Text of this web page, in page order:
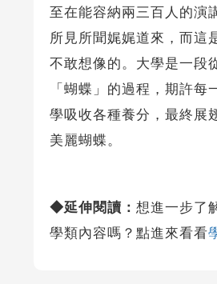
至在能容納兩三百人的演
所見所聞娓娓道來，而這
不敢想像的。大學是一段
「蝴蝶」的過程，期許每
學吸收各種養分，最終展
美麗蝴蝶。
◆延伸閱讀： 想進一步了
學類內容嗎？點進來看看